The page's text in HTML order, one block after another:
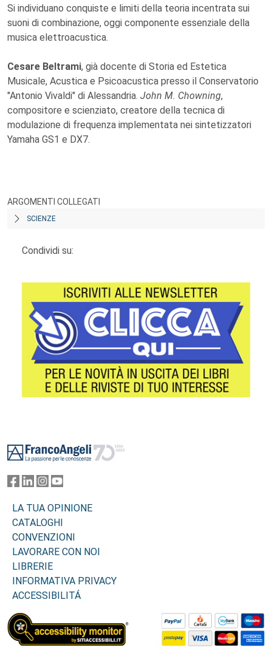
Si individuano conquiste e limiti della teoria incentrata sui
suoni di combinazione, oggi componente essenziale della
musica elettroacustica.
Cesare Beltrami, già docente di Storia ed Estetica
Musicale, Acustica e Psicoacustica presso il Conservatorio
"Antonio Vivaldi" di Alessandria. John M. Chowning,
compositore e scienziato, creatore della tecnica di
modulazione di frequenza implementata nei sintetizzatori
Yamaha GS1 e DX7.
ARGOMENTI COLLEGATI
SCIENZE
Condividi su:
LA TUA OPINIONE
CATALOGHI
CONVENZIONI
LAVORARE CON NOI
LIBRERIE
INFORMATIVA PRIVACY
ACCESSIBILITÁ